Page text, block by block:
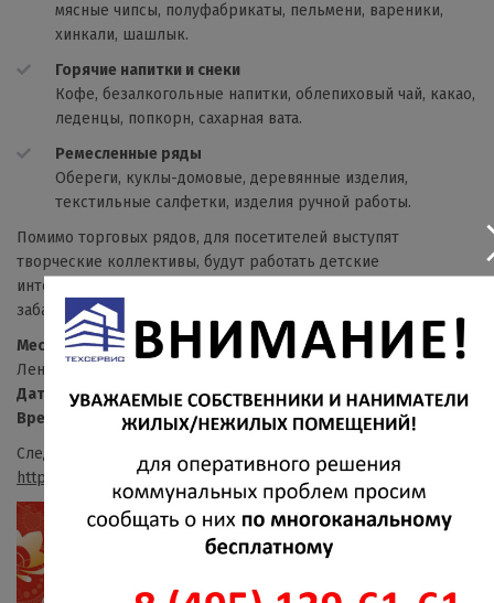
мясные чипсы, полуфабрикаты, пельмени, вареники,
хинкали, шашлык.
Горячие напитки и снеки
Кофе, безалкогольные напитки, облепиховый чай, какао,
леденцы, попкорн, сахарная вата.
Ремесленные ряды
Обереги, куклы-домовые, деревянные изделия,
текстильные салфетки, изделия ручной работы.
Помимо торговых рядов, для посетителей выступят
творческие коллективы, будут работать детские
интерактивные зоны, пройдут традиционные весенние
забавы, а также будет оформлена фотозона.
Место:Центральная площадь Сургута (пересечение пр.
Ленина и ул. Университетской)
Дата:
19 апреля 2026 года
Время:
11:00 – 16:00
Следите за новостями в нашем аккаунте Вконтакте:
https://vk.com/proisvoditelsurgut